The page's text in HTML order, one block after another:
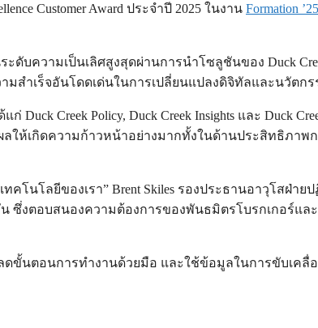
Customer Award ประจำปี 2025 ในงาน Formation ’25
นระดับความเป็นเลิศสูงสุดผ่านการนำโซลูชันของ Duck
ำเร็จอันโดดเด่นในการเปลี่ยนแปลงดิจิทัลและนวัตก
Creek Policy, Duck Creek Insights และ Duck
งผลให้เกิดความก้าวหน้าอย่างมากทั้งในด้านประสิทธิภ
โลยีของเรา” Brent Skiles รองประธานอาวุโสฝ่ายป
น ซึ่งตอบสนองความต้องการของพันธมิตรโบรกเกอร์แ
ดขั้นตอนการทำงานด้วยมือ และใช้ข้อมูลในการขับเค